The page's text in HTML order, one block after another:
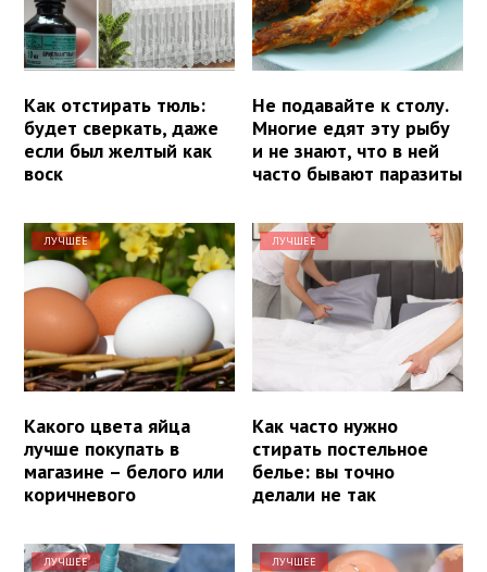
Как отстирать тюль:
будет сверкать, даже
если был желтый как
воск
Не подавайте к столу.
Многие едят эту рыбу
и не знают, что в ней
часто бывают паразиты
ЛУЧШЕЕ
Какого цвета яйца
лучше покупать в
магазине – белого или
коричневого
ЛУЧШЕЕ
Как часто нужно
стирать постельное
белье: вы точно
делали не так
ЛУЧШЕЕ ЛУЧШЕЕ